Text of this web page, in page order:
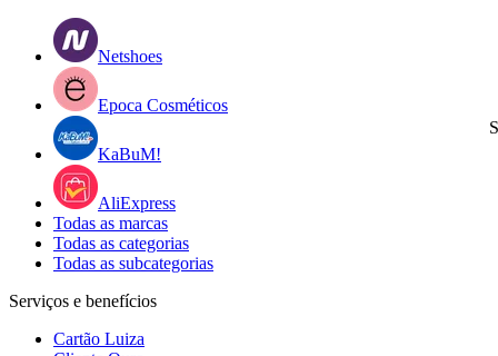
Netshoes
Epoca Cosméticos
KaBuM!
AliExpress
Todas as marcas
Todas as categorias
Todas as subcategorias
Serviços e benefícios
Cartão Luiza